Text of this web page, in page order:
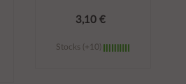
3,10 €
Stocks (+10)